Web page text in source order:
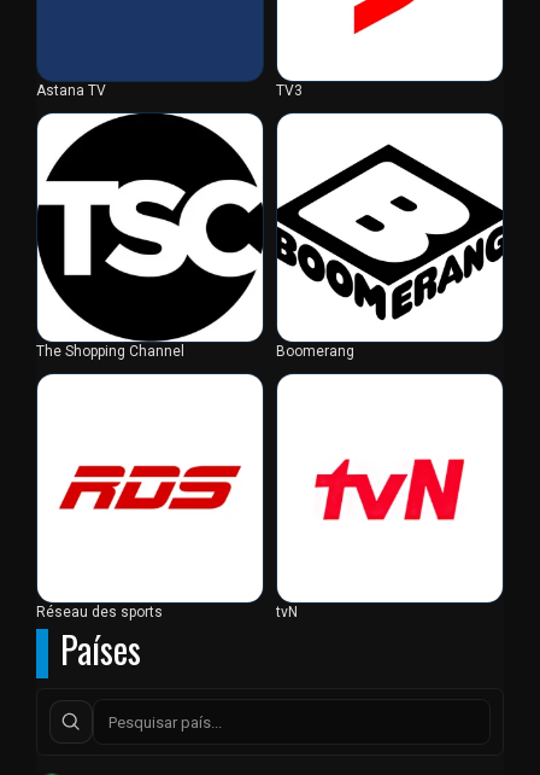
Países
Astana TV TV3
The Shopping Channel Boomerang
Réseau des sports tvN